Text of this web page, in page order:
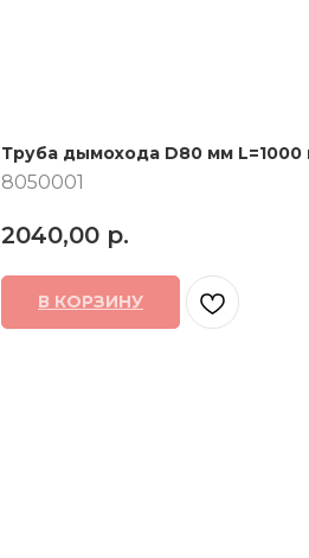
Труба дымохода D80 мм L=1000
8050001
2040,00 р.
В КОРЗИНУ